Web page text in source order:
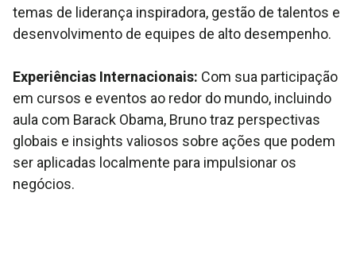
temas de liderança inspiradora, gestão de talentos e
desenvolvimento de equipes de alto desempenho.
Experiências Internacionais: Com sua participação
em cursos e eventos ao redor do mundo, incluindo
aula com Barack Obama, Bruno traz perspectivas
globais e insights valiosos sobre ações que podem
ser aplicadas localmente para impulsionar os
negócios.